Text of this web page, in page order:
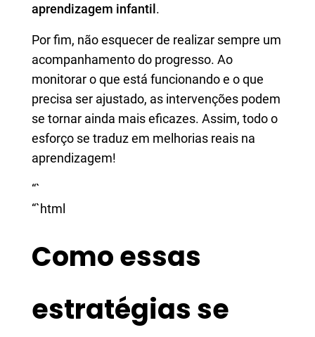
aprendizagem infantil.
Por fim, não esquecer de realizar sempre um
acompanhamento do progresso. Ao
monitorar o que está funcionando e o que
precisa ser ajustado, as intervenções podem
se tornar ainda mais eficazes. Assim, todo o
esforço se traduz em melhorias reais na
aprendizagem!
“`
“`html
Como essas
estratégias se